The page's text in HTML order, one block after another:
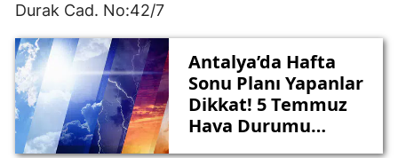
Durak Cad. No:42/7
Antalya’da Hafta
Sonu Planı Yapanlar
Dikkat! 5 Temmuz
Hava Durumu